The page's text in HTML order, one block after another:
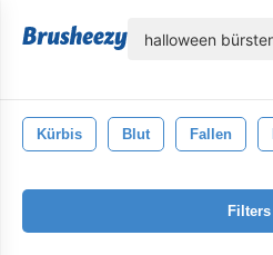
Kürbis Blut Fallen
Filters